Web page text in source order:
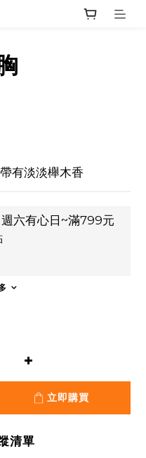
有淡淡櫸木香
六有心日~滿799元
立即購買
清單